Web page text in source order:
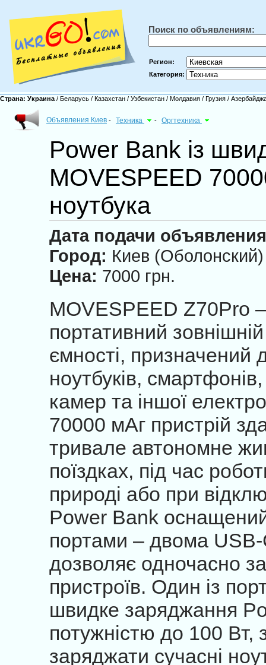
Поиск по объявлениям:
Регион:
Категория:
Страна: Украина / Беларусь / Казахстан / Узбекистан / Молдавия / Грузия /
Объявления Киев - Техника - Оргтехника
Power Bank із
MOVESPEED
ноутбука
Дата подачи
Город: Киев (Оболонский)
Цена: 7000 грн.
MOVESPEED Z70Pro
портативний
ємності, призначений
ноутбуків,
камер та іншої
70000 мАг пристрій
тривале автономне
поїздках, під час
природі або при
Power Bank
портами – двома
дозволяє одночасно
пристроїв. Один із
швидке заряджання
потужністю до 100
заряджати сучасні